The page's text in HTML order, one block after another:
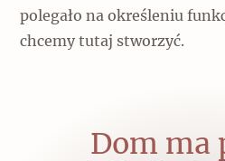
polegało na określeniu
chcemy tutaj stworzyć.
Dom ma